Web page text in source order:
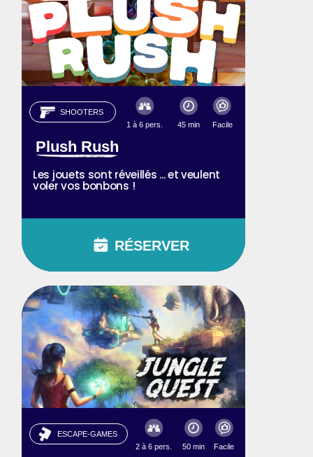
SHOOTERS
1 à 6 pers.
45 min Facile
Plush Rush
Les jouets sont réveillés ... et veulent
voler vos bonbons !
RÉSERVER
ESCAPE-GAMES
2 à 6 pers.
50 min Facile